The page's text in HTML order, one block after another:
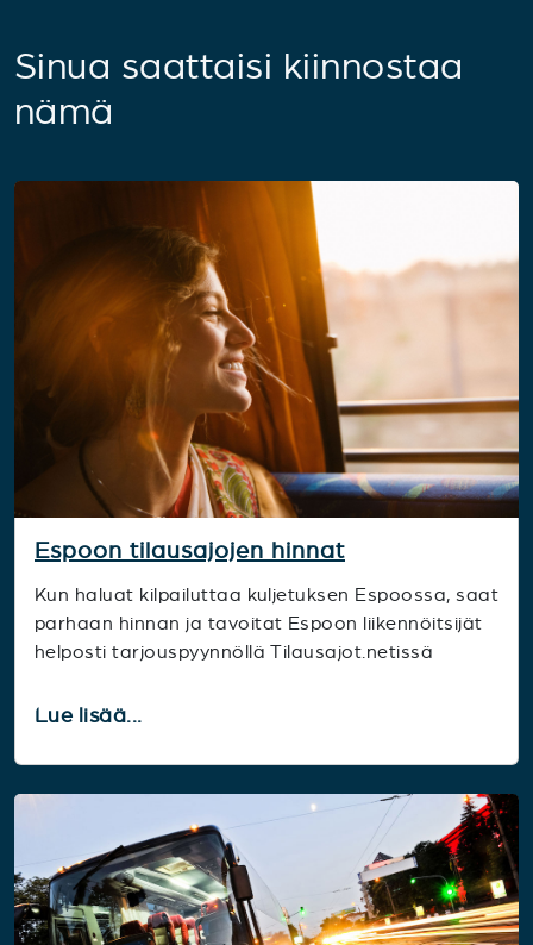
Sinua saattaisi kiinnostaa
nämä
Espoon tilausajojen hinnat
Kun haluat kilpailuttaa kuljetuksen Espoossa, saat
parhaan hinnan ja tavoitat Espoon liikennöitsijät
helposti tarjouspyynnöllä Tilausajot.netissä
Lue lisää...